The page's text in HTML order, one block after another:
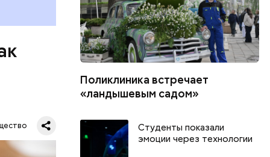
Поликлиника встречает
«ландышевым садом»
Студенты показали
эмоции через технологии